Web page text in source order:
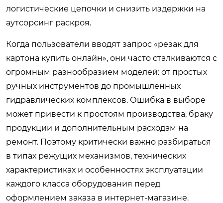
логистические цепочки и снизить издержки на
аутсорсинг раскроя.
Когда пользователи вводят запрос «резак для
картона купить онлайн», они часто сталкиваются с
огромным разнообразием моделей: от простых
ручных инструментов до промышленных
гидравлических комплексов. Ошибка в выборе
может привести к простоям производства, браку
продукции и дополнительным расходам на
ремонт. Поэтому критически важно разбираться
в типах режущих механизмов, технических
характеристиках и особенностях эксплуатации
каждого класса оборудования перед
оформлением заказа в интернет-магазине.